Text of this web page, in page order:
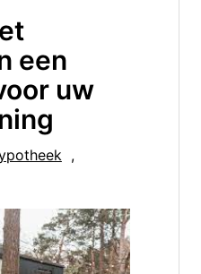
een
uw
,